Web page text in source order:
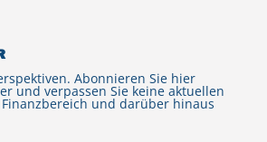
Abonnieren Sie hier
und verpassen Sie keine aktuellen
und darüber hinaus